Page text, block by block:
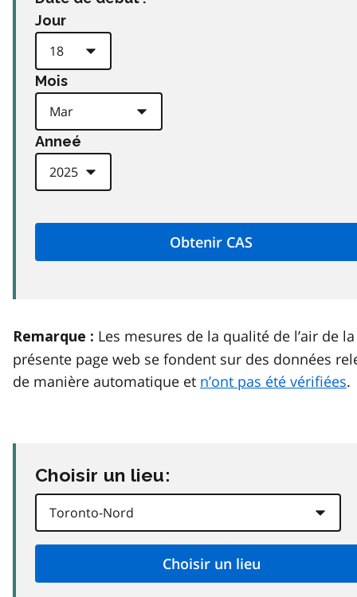
Jour
Mois
Anneé
Remarque : Les mesures de la qualité de l’air de la
présente page web se fondent sur des données
de manière automatique et n’ont pas été vérifiées.
Choisir un lieu: